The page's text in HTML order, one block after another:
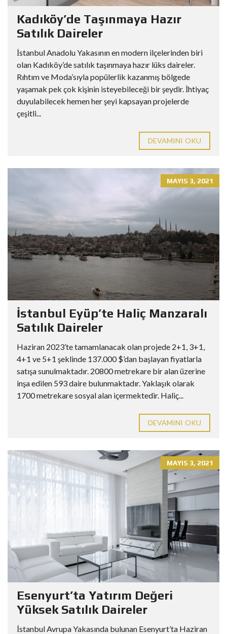
Kadıköy’de Taşınmaya Hazır
Satılık Daireler
İstanbul Anadolu Yakasının en modern ilçelerinden biri
olan Kadıköy’de satılık taşınmaya hazır lüks daireler.
Rıhtım ve Moda’sıyla popülerlik kazanmış bölgede
yaşamak pek çok kişinin isteyebileceği bir şeydir. İhtiyaç
duyulabilecek hemen her şeyi kapsayan projelerde
çeşitli...
DEVAMINI OKU
MAYIS 3, 2021
İstanbul Eyüp’te Haliç Manzaralı
Satılık Daireler
Haziran 2023’te tamamlanacak olan projede 2+1, 3+1,
4+1 ve 5+1 şeklinde 137.000 $’dan başlayan fiyatlarla
satışa sunulmaktadır. 20800 metrekare bir alan üzerine
inşa edilen 593 daire bulunmaktadır. Yaklaşık olarak
1700 metrekare sosyal alan içermektedir. Haliç...
DEVAMINI OKU
MAYIS 3, 2021
Esenyurt’ta Yatırım Değeri
Yüksek Satılık Daireler
İstanbul Avrupa Yakasında bulunan Esenyurt’ta Haziran